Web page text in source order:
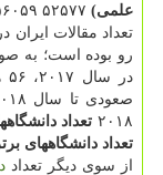
علمی)
صعودی تا سال ۲۰۱۸ هم ادامه داشته است.
۲۰۱۸ تعداد
تعداد دانشگاههای
از سوی دیگر تعداد